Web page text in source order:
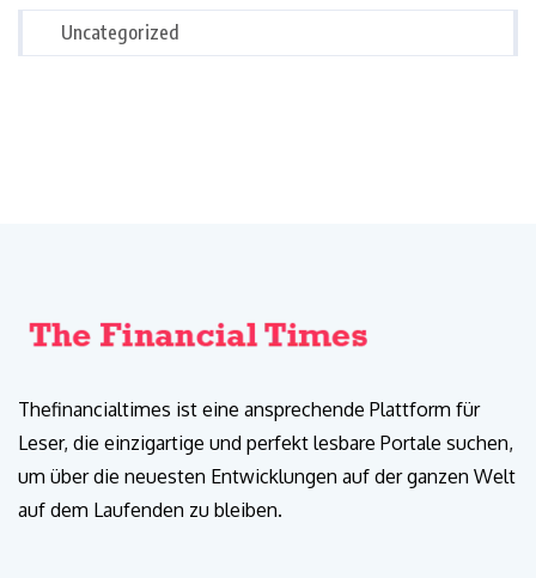
Uncategorized
Thefinancialtimes ist eine ansprechende Plattform für
Leser, die einzigartige und perfekt lesbare Portale suchen,
um über die neuesten Entwicklungen auf der ganzen Welt
auf dem Laufenden zu bleiben.